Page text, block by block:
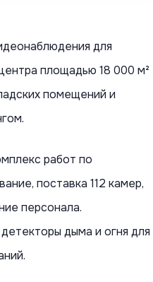
для
площадью 18 000 м²
помещений и
работ по
поставка 112 камер,
персонала.
дыма и огня для